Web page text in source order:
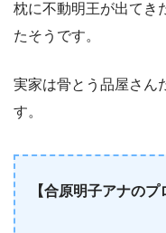
枕に不動明王が出てき
たそうです。
実家は骨とう品屋さん
す。
【合原明子アナのプ